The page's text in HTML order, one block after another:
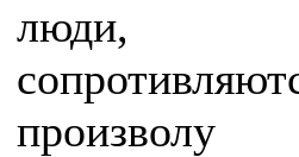
люди,